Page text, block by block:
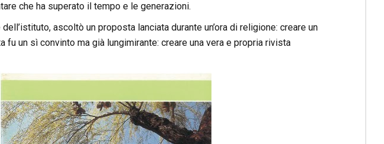
che ha superato il tempo e le generazioni.
ascoltò un proposta lanciata durante un’ora di religione: creare un
un sì convinto ma già lungimirante: creare una vera e propria rivista